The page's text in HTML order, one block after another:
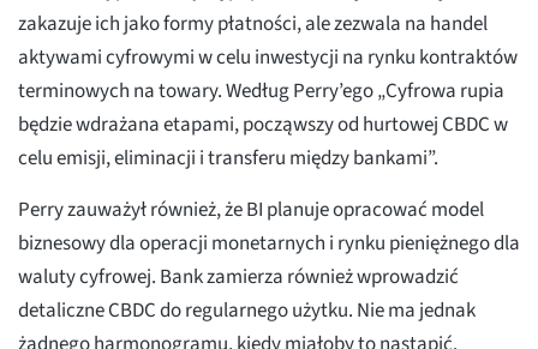
zakazuje ich jako formy płatności, ale zezwala na handel
aktywami cyfrowymi w celu inwestycji na rynku kontraktów
terminowych na towary. Według Perry’ego „Cyfrowa rupia
będzie wdrażana etapami, począwszy od hurtowej CBDC w
celu emisji, eliminacji i transferu między bankami”.
Perry zauważył również, że BI planuje opracować model
biznesowy dla operacji monetarnych i rynku pieniężnego dla
waluty cyfrowej. Bank zamierza również wprowadzić
detaliczne CBDC do regularnego użytku. Nie ma jednak